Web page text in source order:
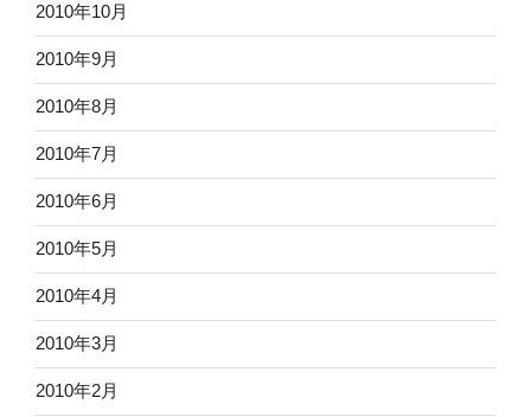
2010年10月
2010年9月
2010年8月
2010年7月
2010年6月
2010年5月
2010年4月
2010年3月
2010年2月